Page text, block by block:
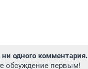
одного комментария.
обсуждение первым!